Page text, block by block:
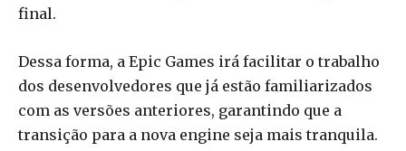
final.
Dessa forma, a Epic Games irá facilitar o trabalho
dos desenvolvedores que já estão familiarizados
com as versões anteriores, garantindo que a
transição para a nova engine seja mais tranquila.